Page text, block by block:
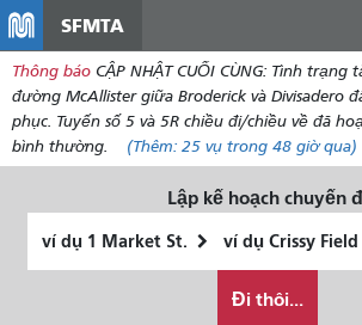
dung
SFMTA
Thông báo CẬP NHẬT CUỐI CÙNG: Tình trạng
đường McAllister giữa Broderick và Divisadero
phục. Tuyến số 5 và 5R chiều đi/chiều về đã
bình thường.
(Thêm: 25 vụ trong 48 giờ qua)
Lập kế hoạch chuyến
thúc
muốn
Đi thôi...